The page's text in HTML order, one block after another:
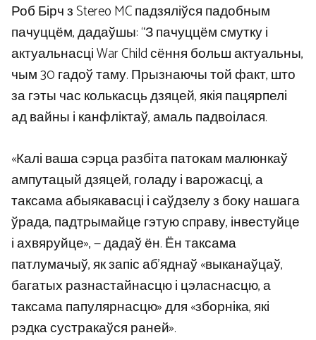
Роб Бірч з Stereo MC падзяліўся падобным
пачуццём, дадаўшы: “З пачуццём смутку і
актуальнасці War Child сёння больш актуальны,
чым 30 гадоў таму. Прызнаючы той факт, што
за гэты час колькасць дзяцей, якія пацярпелі
ад вайны і канфліктаў, амаль падвоілася.
«Калі ваша сэрца разбіта патокам малюнкаў
ампутацый дзяцей, голаду і варожасці, а
таксама абыякавасці і саўдзелу з боку нашага
ўрада, падтрымайце гэтую справу, інвестуйце
і ахвяруйце», — дадаў ён. Ён таксама
патлумачыў, як запіс аб’яднаў «выканаўцаў,
багатых разнастайнасцю і цэласнасцю, а
таксама папулярнасцю» для «зборніка, які
рэдка сустракаўся раней».